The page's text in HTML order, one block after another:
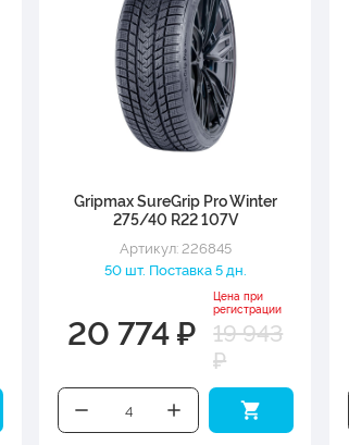
Gripmax SureGrip Pro Winter
275/40 R22 107V
Артикул: 226845
50 шт. Поставка 5 дн.
20 774 ₽
Цена при
регистрации
19 943
₽